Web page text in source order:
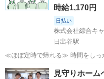
時給1,170円
日払い
株式会社綜合キ
日出谷駅
≪ほぼ定時で帰れる≫ 時間をしっ
仕事♪ オンとオフをきっちり切り
≫ 週末は家族や友人と一緒にプラ
新潟 東蒲原郡 日出谷駅
見守りホーム